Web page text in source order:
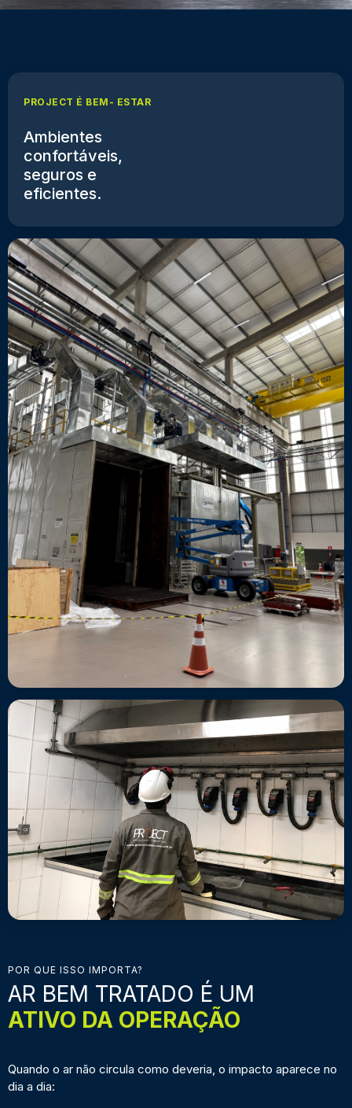
PROJECT É BEM- ESTAR
Ambientes
confortáveis,
seguros e
eficientes.
POR QUE ISSO IMPORTA?
AR BEM TRATADO É UM
ATIVO DA OPERAÇÃO
Quando o ar não circula como deveria, o impacto aparece no
dia a dia: